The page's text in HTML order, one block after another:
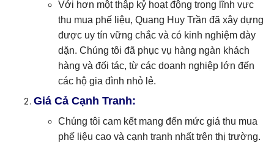
Với hơn một thập kỷ hoạt động trong lĩnh vực
thu mua phế liệu, Quang Huy Trần đã xây dựng
được uy tín vững chắc và có kinh nghiệm dày
dặn. Chúng tôi đã phục vụ hàng ngàn khách
hàng và đối tác, từ các doanh nghiệp lớn đến
các hộ gia đình nhỏ lẻ.
Giá Cả Cạnh Tranh:
Chúng tôi cam kết mang đến mức giá thu mua
phế liệu cao và cạnh tranh nhất trên thị trường.